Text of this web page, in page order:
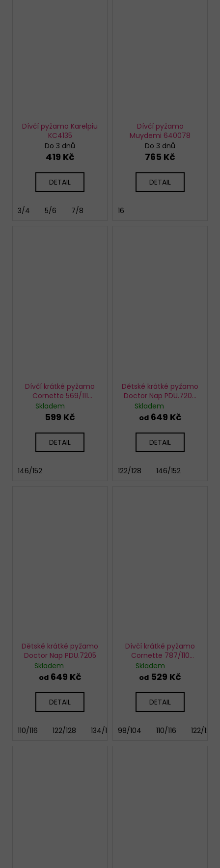
Dívčí pyžamo Karelpiu
KC4135
Do 3 dnů
419 Kč
DETAIL
3/4 5/6 7/8
Dívčí pyžamo
Muydemi 640078
Do 3 dnů
765 Kč
DETAIL
16
Dívčí krátké pyžamo
Cornette 569/111
Lagoon
Skladem
599 Kč
DETAIL
146/152
Dětské krátké pyžamo
Doctor Nap PDU.7208
Sheep
Skladem
od649 Kč
DETAIL
122/128 146/152
Dětské krátké pyžamo
Doctor Nap PDU.7205
Skladem
od649 Kč
DETAIL
110/116 122/128 134/140 146/152
Dívčí krátké pyžamo
Cornette 787/110
Travel 2
Skladem
od 529 Kč
DETAIL
98/104 110/116 122/128